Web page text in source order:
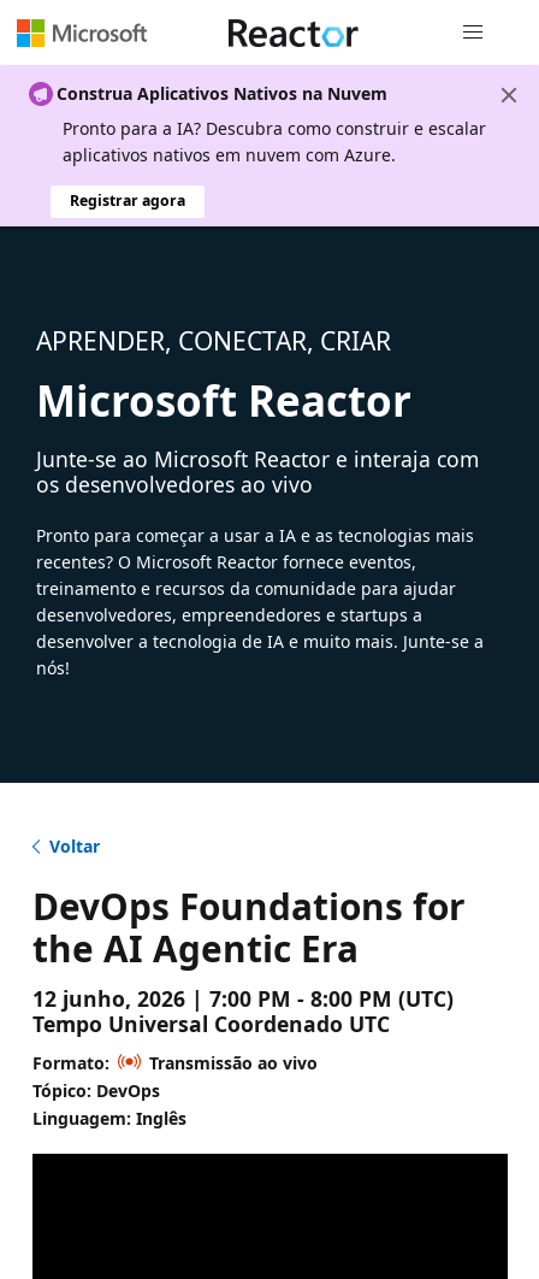
Construa Aplicativos Nativos na Nuvem
Pronto para a IA? Descubra como construir e escalar
aplicativos nativos em nuvem com Azure.
Registrar agora
APRENDER, CONECTAR, CRIAR
Microsoft Reactor
Junte-se ao Microsoft Reactor e interaja com
os desenvolvedores ao vivo
Pronto para começar a usar a IA e as tecnologias mais
recentes? O Microsoft Reactor fornece eventos,
treinamento e recursos da comunidade para ajudar
desenvolvedores, empreendedores e startups a
desenvolver a tecnologia de IA e muito mais. Junte-se a
nós!
Voltar
DevOps Foundations for
the AI Agentic Era
12 junho, 2026 | 7:00 PM - 8:00 PM (UTC)
Tempo Universal Coordenado UTC
Formato:
Transmissão ao vivo
Tópico: DevOps
Linguagem: Inglês